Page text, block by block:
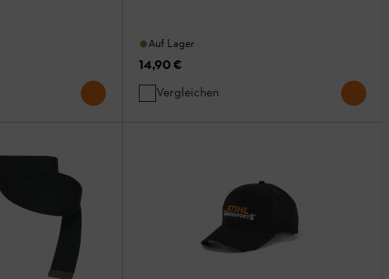
Auf Lager
14,90 €
Vergleichen